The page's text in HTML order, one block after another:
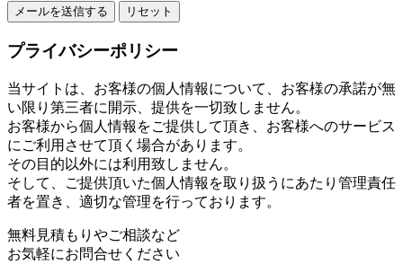
プライバシーポリシー
当サイトは、お客様の個人情報について、お客様の承諾が無
い限り第三者に開示、提供を一切致しません。
お客様から個人情報をご提供して頂き、お客様へのサービス
にご利用させて頂く場合があります。
その目的以外には利用致しません。
そして、ご提供頂いた個人情報を取り扱うにあたり管理責任
者を置き、適切な管理を行っております。
無料見積もりやご相談など
お気軽にお問合せください